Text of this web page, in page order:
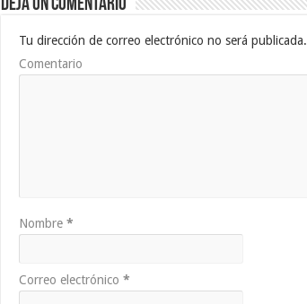
Deja un comentario
Tu dirección de correo electrónico no será publicada.
Comentario
Nombre *
Correo electrónico *